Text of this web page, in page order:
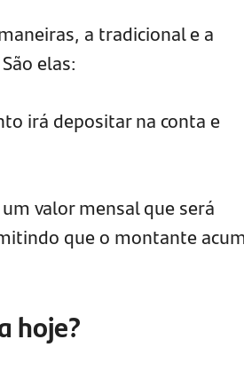
a tradicional e a
elas:
irá depositar na conta e
valor mensal que será
que o montante
hoje?